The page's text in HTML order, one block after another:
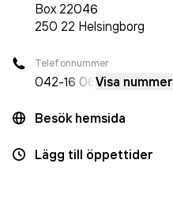
Box 22046
250 22 Helsingborg
Telefonnummer
042-16 06 Visa nummer
Besök hemsida
Lägg till öppettider